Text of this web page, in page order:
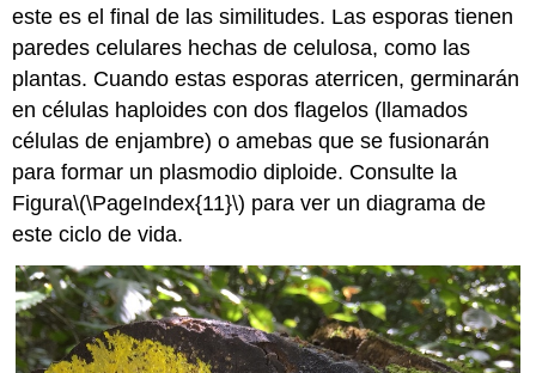
este es el final de las similitudes. Las esporas tienen
paredes celulares hechas de celulosa, como las
plantas. Cuando estas esporas aterricen, germinarán
en células haploides con dos flagelos (llamados
células de enjambre) o amebas que se fusionarán
para formar un plasmodio diploide. Consulte la
Figura\(\PageIndex{11}\) para ver un diagrama de
este ciclo de vida.